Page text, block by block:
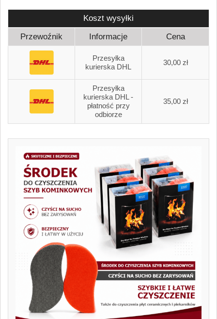
Koszt wysyłki
Przewoźnik
Informacje Cena
Przesyłka
kurierska DHL
30,00 zł
Przesyłka
kurierska DHL -
płatność przy
odbiorze
35,00 zł